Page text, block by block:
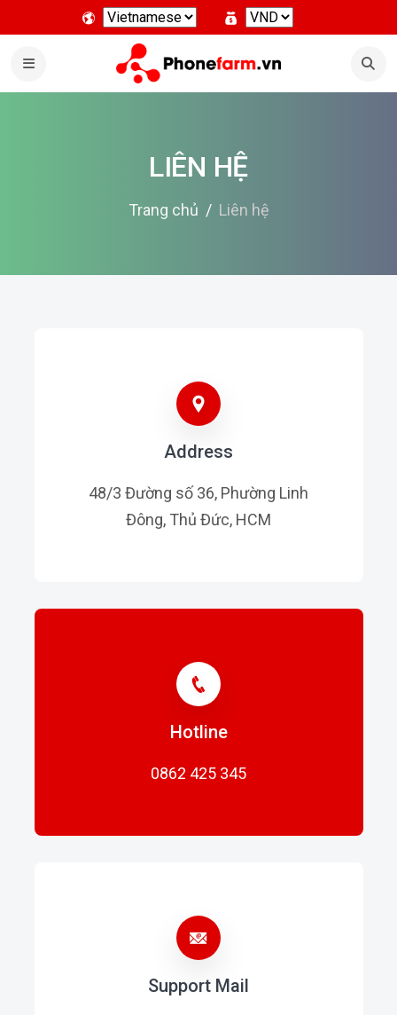
LIÊN HỆ
Trang chủ Liên hệ
Address
48/3 Đường số 36, Phường Linh
Đông, Thủ Đức, HCM
Hotline
0862 425 345
Support Mail